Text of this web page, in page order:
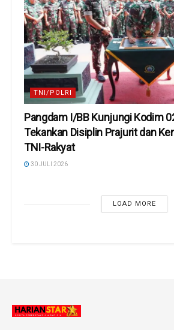
TNI/POLRI
Pangdam I/BB Kunjungi Kodim
Tekankan Disiplin Prajurit dan
TNI-Rakyat
30 JULI 2026
LOAD MORE